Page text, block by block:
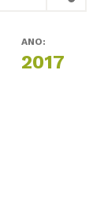
ANO:
2017